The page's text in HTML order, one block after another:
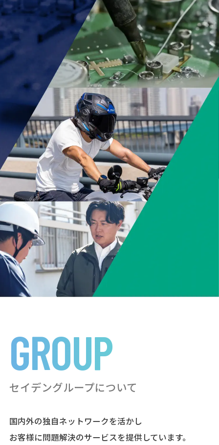
GROUP
セイデングループについて
国内外の独自ネットワークを活かし
お客様に問題解決のサービスを提供しています。